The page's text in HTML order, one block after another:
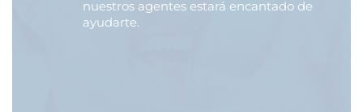
nuestros agentes estará encantado de
ayudarte.